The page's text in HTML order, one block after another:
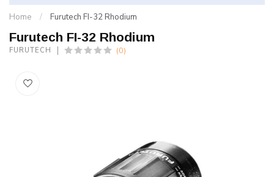
Home / Furutech FI-32 Rhodium
Furutech FI-32 Rhodium
FURUTECH (0)